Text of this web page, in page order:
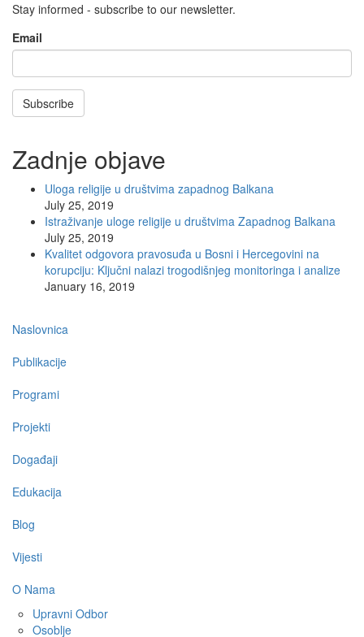
Stay informed - subscribe to our newsletter.
Email
Subscribe
Zadnje objave
Uloga religije u društvima zapadnog Balkana
July 25, 2019
Istraživanje uloge religije u društvima Zapadnog Balkana
July 25, 2019
Kvalitet odgovora pravosuđa u Bosni i Hercegovini na
korupciju: Ključni nalazi trogodišnjeg monitoringa i analize
January 16, 2019
Main
navigation
Naslovnica
Publikacije
Programi
Projekti
Događaji
Edukacija
Blog
Vijesti
O Nama
Upravni Odbor
Osoblje